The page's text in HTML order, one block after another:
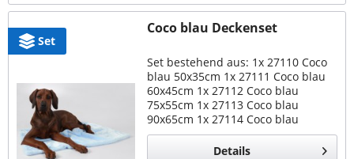
Set
Coco blau Deckenset
Set bestehend aus: 1x 27110 Coco
blau 50x35cm 1x 27111 Coco blau
60x45cm 1x 27112 Coco blau
75x55cm 1x 27113 Coco blau
90x65cm 1x 27114 Coco blau
110x80cm 1x 27115 Coco blau
130x90cm Set Coco blau alle
Details